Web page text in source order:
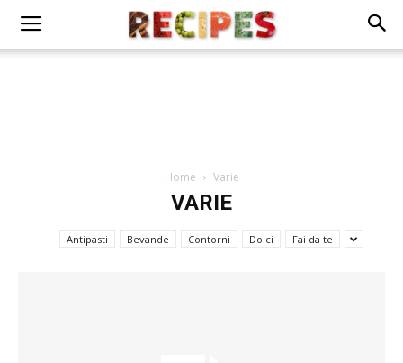
Home Varie
VARIE
Antipasti Bevande Contorni Dolci Fai da te